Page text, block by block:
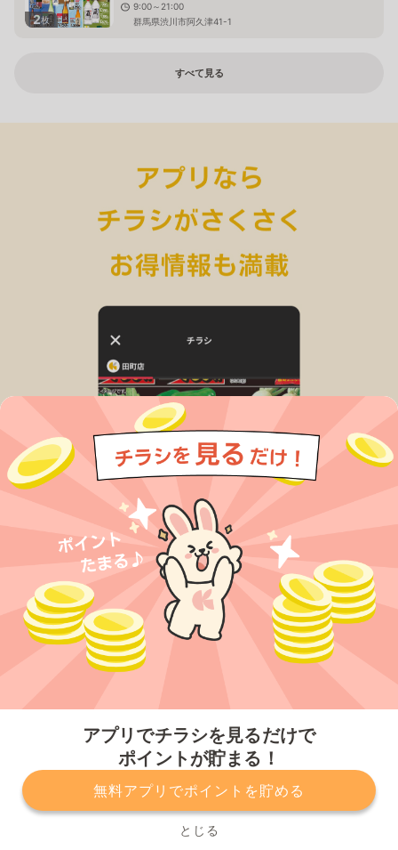
アプリでチラシを見るだけで
ポイントが貯まる！
無料アプリでポイントを貯める
とじる
2枚
9:00～21:00
群馬県渋川市阿久津41-1
すべて見る
プライバシーポリシー 利用規約
運営会社
サービスに関してのお問い合わせ